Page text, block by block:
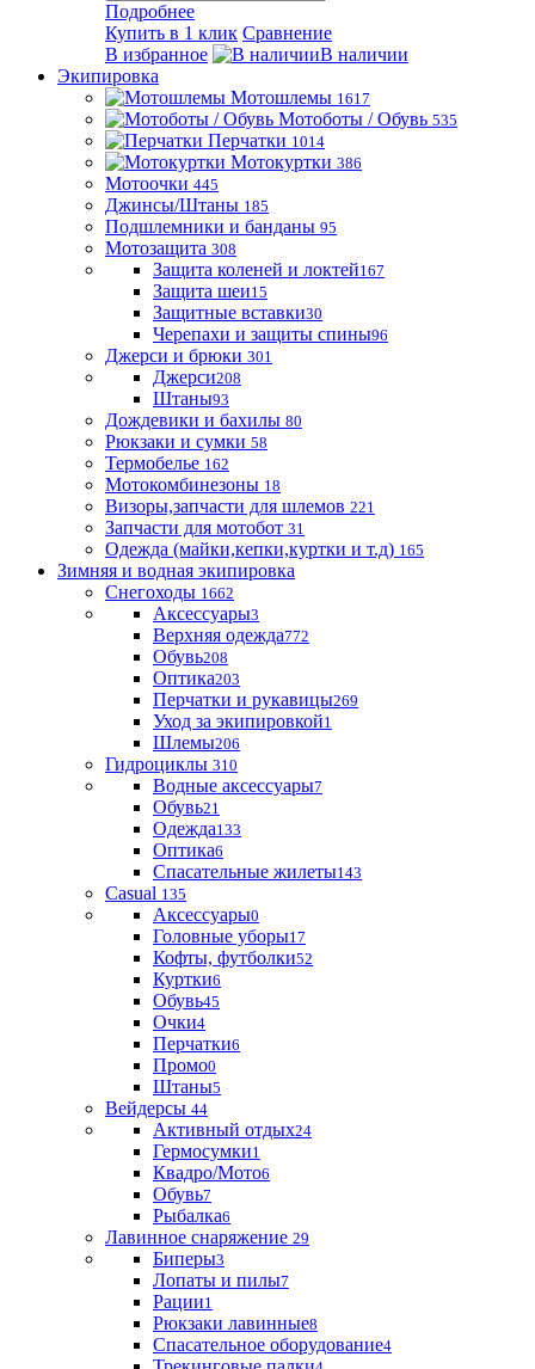
Подробнее
Купить в 1 клик Сравнение
В избранное
В наличии
Экипировка
Мотошлемы 1617
Мотоботы / Обувь 535
Перчатки 1014
Мотокуртки 386
Мотоочки 445
Джинсы/Штаны 185
Подшлемники и банданы 95
Мотозащита 308
Защита коленей и локтей167
Защита шеи15
Защитные вставки30
Черепахи и защиты спины96
Джерси и брюки 301
Джерси208
Штаны93
Дождевики и бахилы 80
Рюкзаки и сумки 58
Термобелье 162
Мотокомбинезоны 18
Визоры,запчасти для шлемов 221
Запчасти для мотобот 31
Одежда (майки,кепки,куртки и т.д) 165
Зимняя и водная экипировка
Снегоходы 1662
Аксессуары3
Верхняя одежда772
Обувь208
Оптика203
Перчатки и рукавицы269
Уход за экипировкой1
Шлемы206
Гидроциклы 310
Водные аксессуары7
Обувь21
Одежда133
Оптика6
Спасательные жилеты143
Casual 135
Аксессуары0
Головные уборы17
Кофты, футболки52
Куртки6
Обувь45
Очки4
Перчатки6
Промо0
Штаны5
Вейдерсы 44
Активный отдых24
Гермосумки1
Квадро/Мото6
Обувь7
Рыбалка6
Лавинное снаряжение 29
Биперы3
Лопаты и пилы7
Рации1
Рюкзаки лавинные8
Спасательное оборудование4